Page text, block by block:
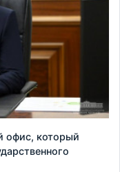
офис, который